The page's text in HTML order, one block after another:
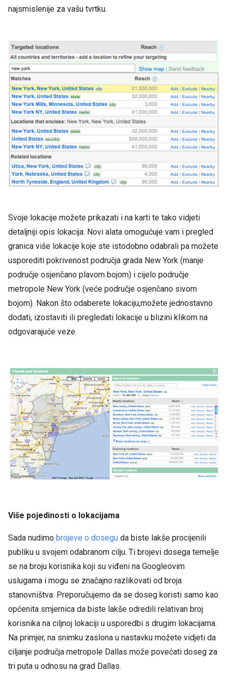
najsmislenije za vašu tvrtku.
Svoje lokacije možete prikazati i na karti te tako vidjeti
detaljniji opis lokacija. Novi alata omogućuje vam i pregled
granica više lokacije koje ste istodobno odabrali pa možete
usporediti pokrivenost područja grada New York (manje
područje osjenčano plavom bojom) i cijelo područje
metropole New York (veće područje osjenčano sivom
bojom). Nakon što odaberete lokaciju,možete jednostavno
dodati, izostaviti ili pregledati lokacije u blizini klikom na
odgovarajuće veze.
Više pojedinosti o lokacijama
Sada nudimo brojeve o dosegu da biste lakše procijenili
publiku u svojem odabranom cilju. Ti brojevi dosega temelje
se na broju korisnika koji su viđeni na Googleovim
uslugama i mogu se značajno razlikovati od broja
stanovništva. Preporučujemo da se doseg koristi samo kao
općenita smjernica da biste lakše odredili relativan broj
korisnika na ciljnoj lokaciji u usporedbi s drugim lokacijama.
Na primjer, na snimku zaslona u nastavku možete vidjeti da
ciljanje područja metropole Dallas može povećati doseg za
tri puta u odnosu na grad Dallas.